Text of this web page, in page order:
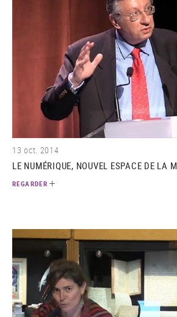
13 oct. 2014
LE NUMÉRIQUE, NOUVEL ESPACE DE LA
REGARDER